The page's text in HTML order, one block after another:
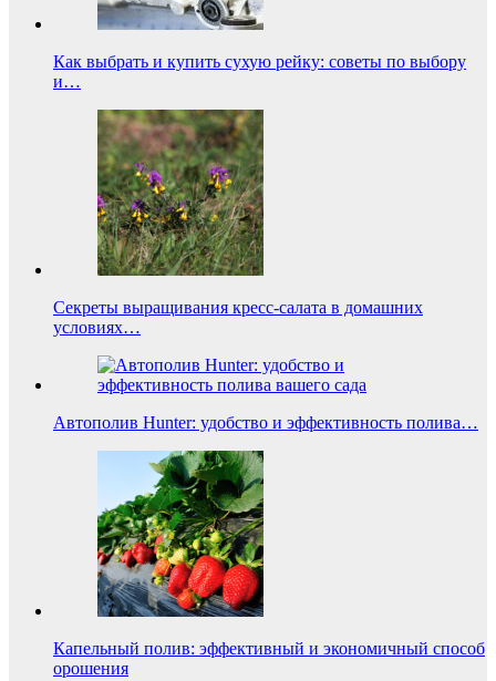
Как выбрать и купить сухую рейку: советы по выбору
и…
Секреты выращивания кресс-салата в домашних
условиях…
Автополив Hunter: удобство и эффективность полива…
Капельный полив: эффективный и экономичный способ
орошения